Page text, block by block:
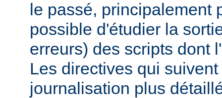
le passé, principalement
possible d'étudier la
erreurs) des scripts dont
Les directives qui
journalisation plus